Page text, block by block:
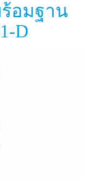
อมฐาน
D